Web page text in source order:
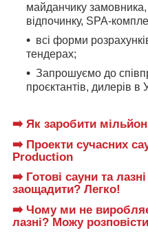
майданчику замовника,
відпочинку, SPA-
всі форми
тендерах;
Запрошуємо до
проєктантів, дилерів в
➡️ Як заробити
➡️ Проекти сучасних
Production
➡️ Готові сауни та
заощадити? Легко!
➡️ Чому ми не
лазні? Можу